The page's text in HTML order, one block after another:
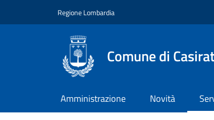
Regione Lombardia
Comune di
Amministrazione Novità